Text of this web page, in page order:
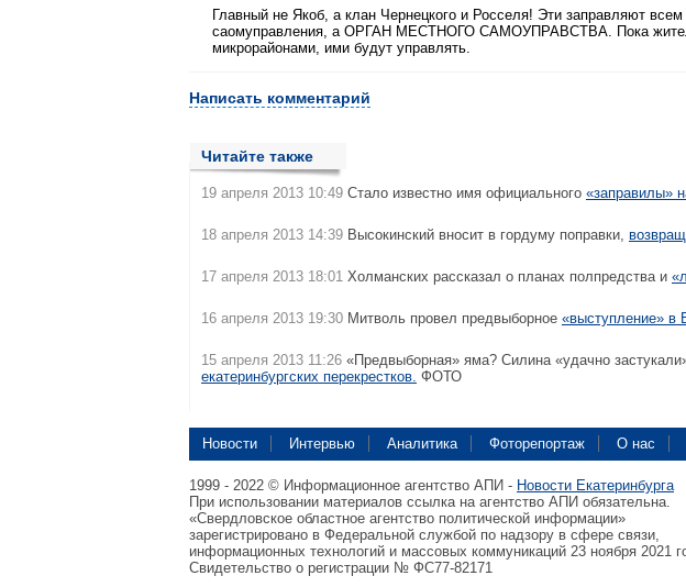
Главный не Якоб, а клан Чернецкого и Росселя! Эти заправляют
саомуправления, а ОРГАН МЕСТНОГО САМОУПРАВСТВА. Пока
микрорайонами, ими будут управлять.
Написать комментарий
Читайте также
19 апреля 2013 10:49 Стало известно имя официального «заправилы»
18 апреля 2013 14:39 Высокинский вносит в гордуму поправки,
17 апреля 2013 18:01 Холманских рассказал о планах полпредства и
16 апреля 2013 19:30 Митволь провел предвыборное «выступление» в
15 апреля 2013 11:26 «Предвыборная» яма? Силина «удачно
екатеринбургских перекрестков. ФОТО
Новости Интервью Аналитика Фоторепортаж О нас
1999 - 2022 © Информационное агентство АПИ - Новости Екатеринбурга
При использовании материалов ссылка на агентство АПИ обязательна.
«Свердловское областное агентство политической информации»
зарегистрировано в Федеральной службой по надзору в сфере связи,
информационных технологий и массовых коммуникаций 23 ноября 2021
Свидетельство о регистрации № ФС77-82171